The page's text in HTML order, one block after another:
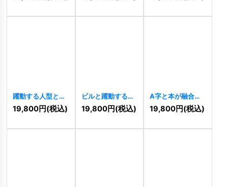
11465 ] 11346 ]
躍動する人型と星
の達成ロゴ
11303 ]
19,800円(税込)
ビルと躍動する人
型の先進的成長ロ
ゴ [ 11274 ]
19,800円(税込)
A字と本が融合し
た知性と成長のロ
ゴ [ 11265 ]
19,800円(税込)